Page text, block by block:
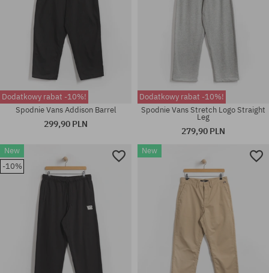
Dostępne rozmiary:
31X32; 32X30; 32X32; 33X32;
34X32; 34X34
Dostępne rozmiary:
31; 32; 34; 36
Dodatkowy rabat -10%!
Spodnie Vans Addison Barrel
299,90 PLN
Dodatkowy rabat -10%!
Spodnie Vans Stretch Logo Straight
Leg
279,90 PLN
New
-10%
New